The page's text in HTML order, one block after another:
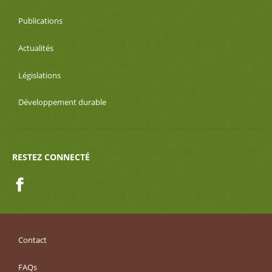
Publications
Actualités
Législations
Développement durable
RESTEZ CONNECTÉ
Contact
FAQs